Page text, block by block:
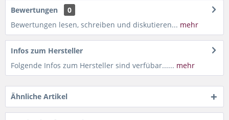
Bewertungen
0
Bewertungen lesen, schreiben und diskutieren... mehr
Infos zum Hersteller
Folgende Infos zum Hersteller sind verfübar...... mehr
Ähnliche Artikel